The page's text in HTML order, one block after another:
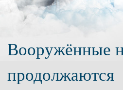
Вооружённые
продолжаются